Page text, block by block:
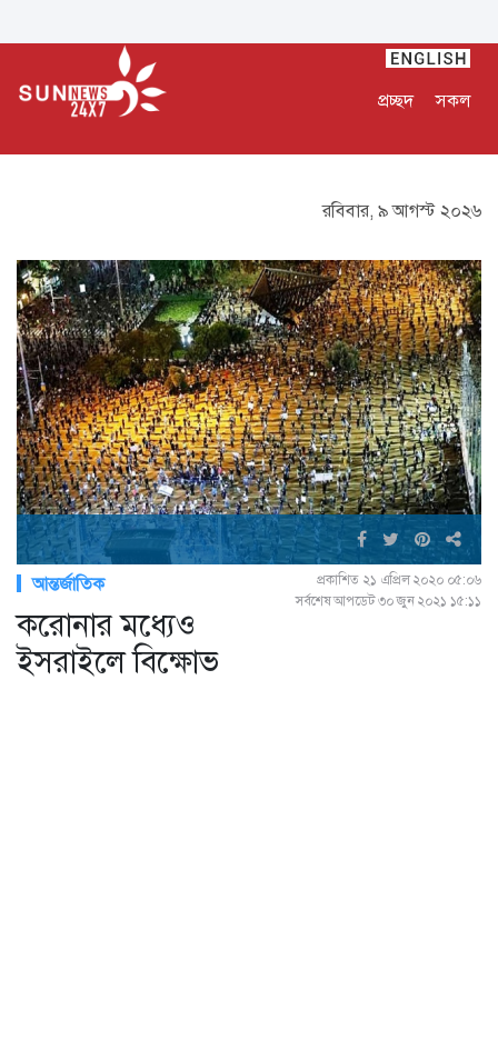
প্রচ্ছদ সকল
রবিবার, ৯ আগস্ট ২০২৬
আন্তর্জাতিক
প্রকাশিত ২১ এপ্রিল ২০২০ ০৫:০৬
সর্বশেষ আপডেট ৩০ জুন ২০২১ ১৫:১১
করোনার মধ্যেও
ইসরাইলে বিক্ষোভ